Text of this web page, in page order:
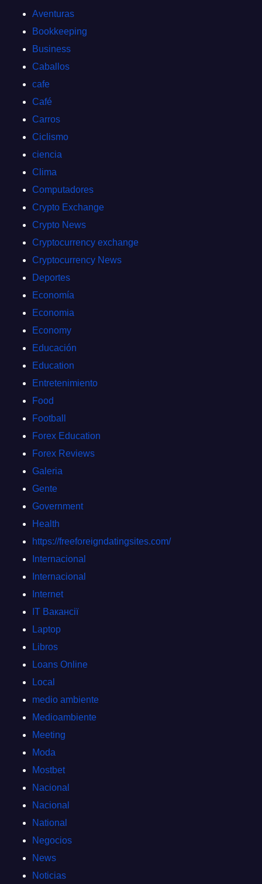
Aventuras
Bookkeeping
Business
Caballos
cafe
Café
Carros
Ciclismo
ciencia
Clima
Computadores
Crypto Exchange
Crypto News
Cryptocurrency exchange
Cryptocurrency News
Deportes
Economía
Economia
Economy
Educación
Education
Entretenimiento
Food
Football
Forex Education
Forex Reviews
Galeria
Gente
Government
Health
https://freeforeigndatingsites.com/
Internacional
Internacional
Internet
IT Вакансії
Laptop
Libros
Loans Online
Local
medio ambiente
Medioambiente
Meeting
Moda
Mostbet
Nacional
Nacional
National
Negocios
News
Noticias